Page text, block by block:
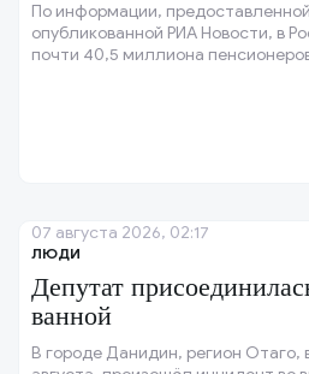
По информации,
опубликованной РИА Новости, в
почти 40,5 миллиона
ЛЮДИ
Депутат
ванной
В городе Данидин, регион Отаго,
07 августа 2026, 02:17